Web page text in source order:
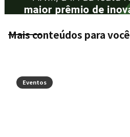
Mais conteúdos para você
Eventos